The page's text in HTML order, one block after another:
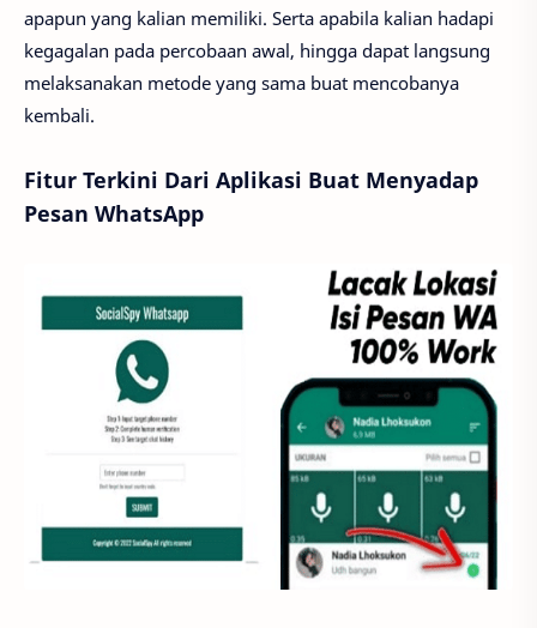
apapun yang kalian memiliki. Serta apabila kalian hadapi
kegagalan pada percobaan awal, hingga dapat langsung
melaksanakan metode yang sama buat mencobanya
kembali.
Fitur Terkini Dari Aplikasi Buat Menyadap
Pesan WhatsApp